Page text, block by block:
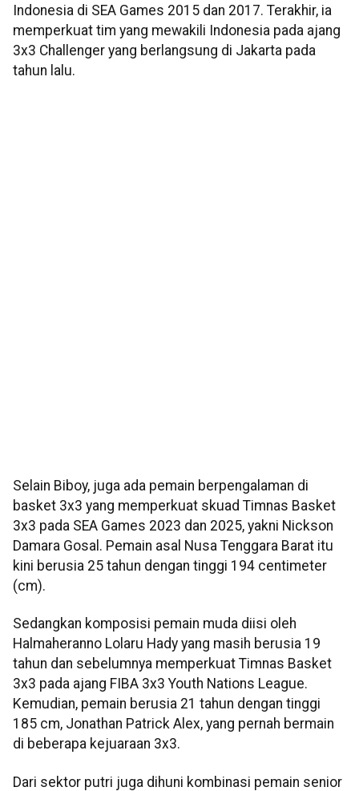
Indonesia di SEA Games 2015 dan 2017. Terakhir, ia
memperkuat tim yang mewakili Indonesia pada ajang
3x3 Challenger yang berlangsung di Jakarta pada
tahun lalu.
Selain Biboy, juga ada pemain berpengalaman di
basket 3x3 yang memperkuat skuad Timnas Basket
3x3 pada SEA Games 2023 dan 2025, yakni Nickson
Damara Gosal. Pemain asal Nusa Tenggara Barat itu
kini berusia 25 tahun dengan tinggi 194 centimeter
(cm).
Sedangkan komposisi pemain muda diisi oleh
Halmaheranno Lolaru Hady yang masih berusia 19
tahun dan sebelumnya memperkuat Timnas Basket
3x3 pada ajang FIBA 3x3 Youth Nations League.
Kemudian, pemain berusia 21 tahun dengan tinggi
185 cm, Jonathan Patrick Alex, yang pernah bermain
di beberapa kejuaraan 3x3.
Dari sektor putri juga dihuni kombinasi pemain senior